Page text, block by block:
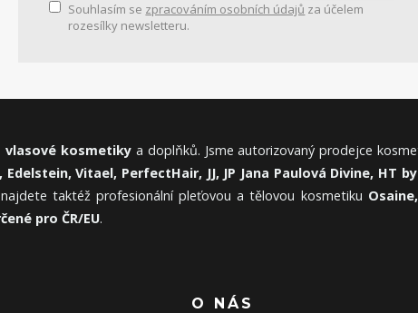
Souhlasím se zpracováním osobních údajů za účelem
rozesílky newsletteru.
vlasové kosmetikya doplňků. Jsme autorizovaný prodejce
Edelstein, Vitael, PerfectHair, JJ, JP Jana Paulová Divine, HT
taktéž profesionální pleťovou a tělovou kosmetiku
pro ČR/EU.
O NÁS